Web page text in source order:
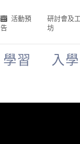
活動預
告
研討會及
坊
學習 入